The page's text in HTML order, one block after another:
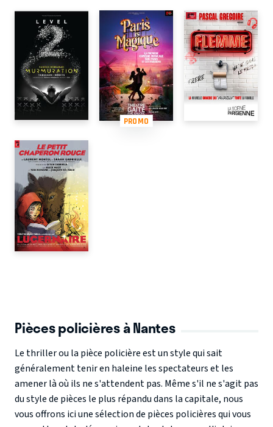
PROMO
Pièces policières à Nantes
Le thriller ou la pièce policière est un style qui sait
généralement tenir en haleine les spectateurs et les
amener là où ils ne s'attendent pas. Même s'il ne s'agit pas
du style de pièces le plus répandu dans la capitale, nous
vous offrons ici une sélection de pièces policières qui vous